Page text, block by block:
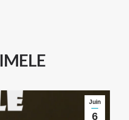
Juin
6